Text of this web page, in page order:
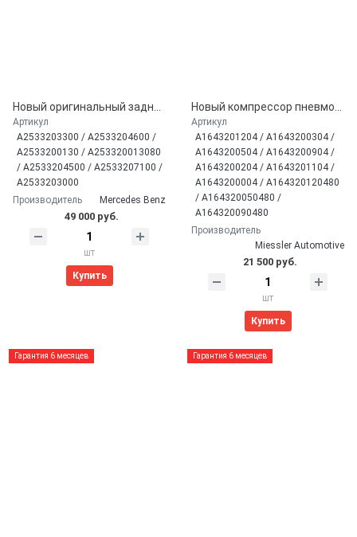
Артикул
A2533203300 / A2533204600 /
A2533200130 / A253320013080
/ A2533204500 / A2533207100 /
A2533203000
Производитель
Mercedes Benz
49 000 руб.
шт
Купить
Артикул
A1643201204 / A1643200304 /
A1643200504 / A1643200904 /
A1643200204 / A1643201104 /
A1643200004 / A164320120480
/ A164320050480 /
A164320090480
Производитель
Miessler Automotive
21 500 руб.
шт
Купить
Гарантия 6 месяцев Гарантия 6 месяцев